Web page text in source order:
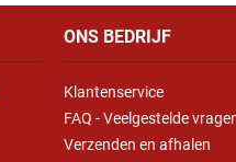
ONS BEDRIJF
Klantenservice
FAQ - Veelgestelde
Verzenden en afhalen